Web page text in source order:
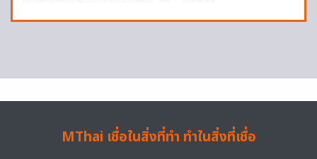
MThai เชื่อในสิ่งที่ทำ ทำในสิ่งที่เชื่อ